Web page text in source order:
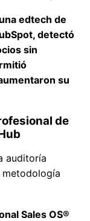
edtech de
detectó
sin
su
de
auditoría
metodología
Sales OS®